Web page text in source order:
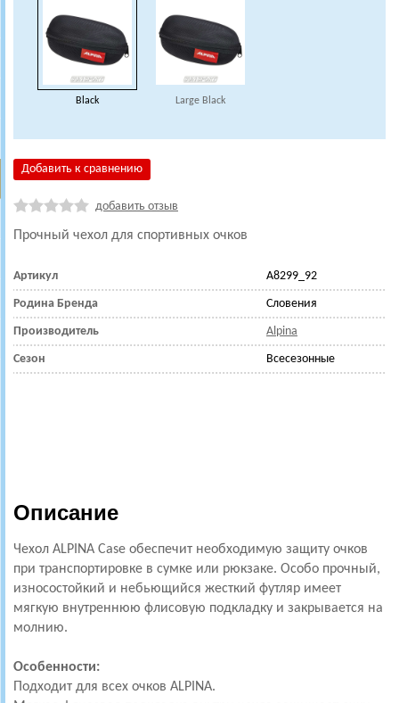
Black Large Black
Добавить к сравнению
добавить отзыв
Прочный чехол для спортивных очков
Артикул A8299_92
Родина Бренда Словения
Производитель Alpina
Сезон Всесезонные
Описание
Чехол ALPINA Case обеспечит необходимую защиту очков
при транспортировке в сумке или рюкзаке. Особо прочный,
износостойкий и небьющийся жесткий футляр имеет
мягкую внутреннюю флисовую подкладку и закрывается на
молнию.
Особенности:
Подходит для всех очков ALPINA.